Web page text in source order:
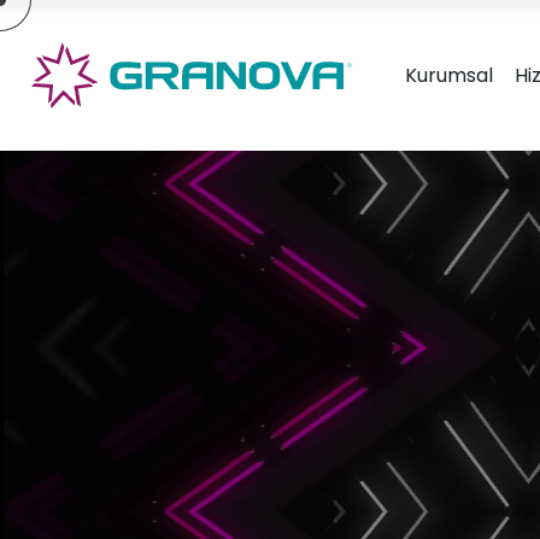
Granova Ambalaj Tasarım &
Ürün Geliştirme
Kurumsal